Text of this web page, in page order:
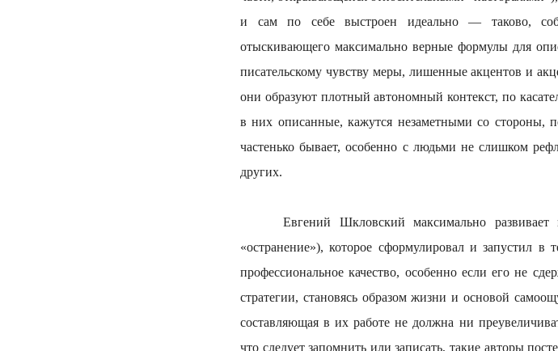
и сам по себе выстроен идеально — таково,
отыскивающего максимально верные формулы для
писательскому чувству меры, лишенные акцентов и
они образуют плотный автономный контекст, по
в них описанные, кажутся незаметными со стороны,
частенько бывает, особенно с людьми не слишком
других.
Евгений Шкловский максимально развивает в
«остранение»), которое сформулировал и запустил
профессиональное качество, особенно если его не
стратегии, становясь образом жизни и основой
составляющая в их работе не должна ни
что следует запомнить или записать, такие авторы